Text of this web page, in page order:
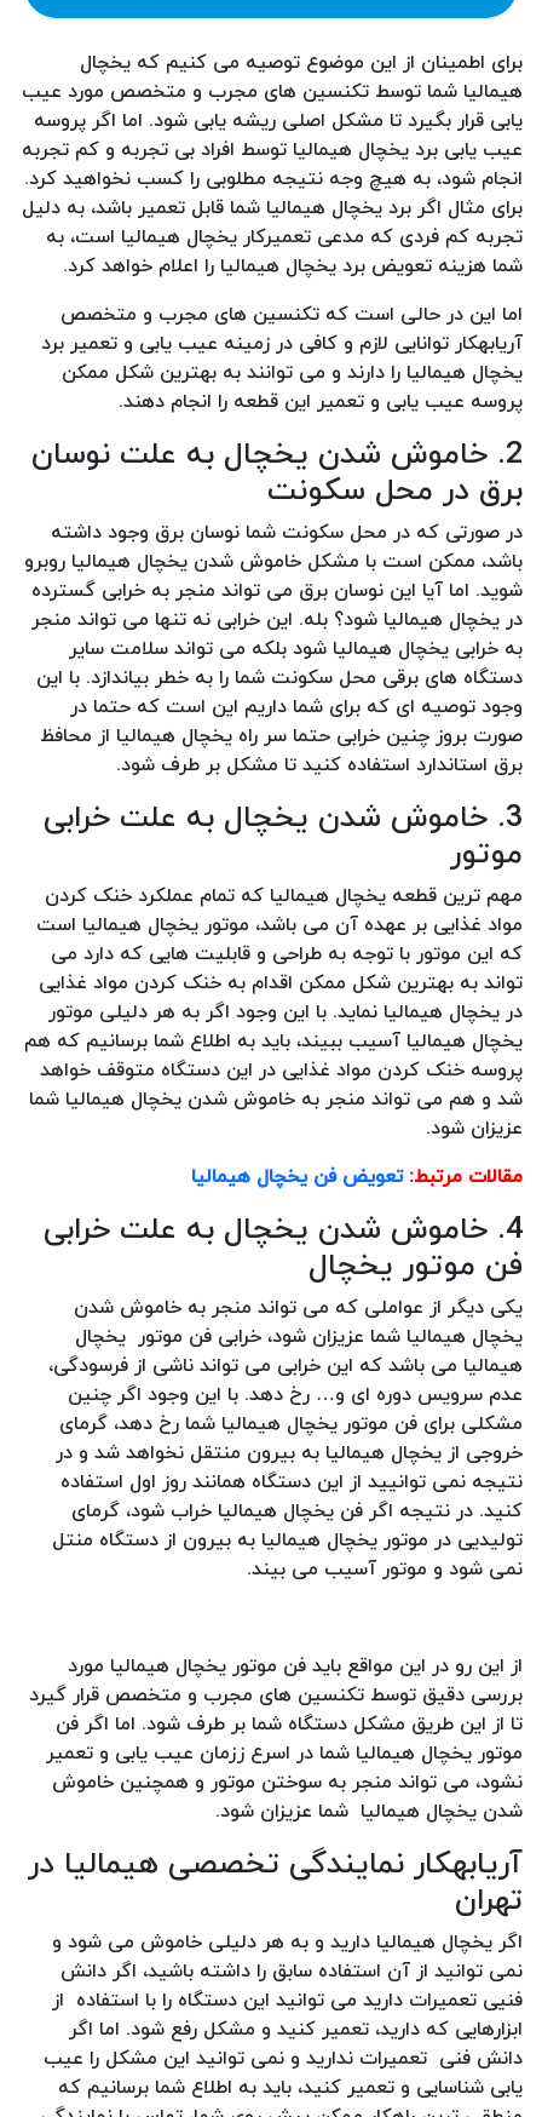
برای اطمینان از این موضوع توصیه می کنیم که یخچال
هیمالیا شما توسط تکنسین های مجرب و متخصص مورد عیب
یابی قرار بگیرد تا مشکل اصلی ریشه یابی شود. اما اگر پروسه
عیب یابی برد یخچال هیمالیا توسط افراد بی تجربه و کم تجربه
انجام شود، به هیچ وجه نتیجه مطلوبی را کسب نخواهید کرد.
برای مثال اگر برد یخچال هیمالیا شما قابل تعمیر باشد، به دلیل
تجربه کم فردی که مدعی تعمیرکار یخچال هیمالیا است، به
شما هزینه تعویض برد یخچال هیمالیا را اعلام خواهد کرد.
اما این در حالی است که تکنسین های مجرب و متخصص
آریابهکار توانایی لازم و کافی در زمینه عیب یابی و تعمیر برد
یخچال هیمالیا را دارند و می توانند به بهترین شکل ممکن
پروسه عیب یابی و تعمیر این قطعه را انجام دهند.
2. خاموش شدن یخچال به علت نوسان
برق در محل سکونت
در صورتی که در محل سکونت شما نوسان برق وجود داشته
باشد، ممکن است با مشکل خاموش شدن یخچال هیمالیا روبرو
شوید. اما آیا این نوسان برق می تواند منجر به خرابی گسترده
در یخچال هیمالیا شود؟ بله. این خرابی نه تنها می تواند منجر
به خرابی یخچال هیمالیا شود بلکه می تواند سلامت سایر
دستگاه های برقی محل سکونت شما را به خطر بیاندازد. با این
وجود توصیه ای که برای شما داریم این است که حتما در
صورت بروز چنین خرابی حتما سر راه یخچال هیمالیا از محافظ
برق استاندارد استفاده کنید تا مشکل بر طرف شود.
3. خاموش شدن یخچال به علت خرابی
موتور
مهم ترین قطعه یخچال هیمالیا که تمام عملکرد خنک کردن
مواد غذایی بر عهده آن می باشد، موتور یخچال هیمالیا است
که این موتور با توجه به طراحی و قابلیت هایی که دارد می
تواند به بهترین شکل ممکن اقدام به خنک کردن مواد غذایی
در یخچال هیمالیا نماید. با این وجود اگر به هر دلیلی موتور
یخچال هیمالیا آسیب ببیند، باید به اطلاع شما برسانیم که هم
پروسه خنک کردن مواد غذایی در این دستگاه متوقف خواهد
شد و هم می تواند منجر به خاموش شدن یخچال هیمالیا شما
عزیزان شود.
مقالات مرتبط: تعویض فن یخچال هیمالیا
4. خاموش شدن یخچال به علت خرابی
فن موتور یخچال
یکی دیگر از عواملی که می تواند منجر به خاموش شدن
یخچال هیمالیا شما عزیزان شود، خرابی فن موتور یخچال
هیمالیا می باشد که این خرابی می تواند ناشی از فرسودگی،
عدم سرویس دوره ای و… رخ دهد. با این وجود اگر چنین
مشکلی برای فن موتور یخچال هیمالیا شما رخ دهد، گرمای
خروجی از یخچال هیمالیا به بیرون منتقل نخواهد شد و در
نتیجه نمی توانیید از این دستگاه همانند روز اول استفاده
کنید. در نتیجه اگر فن یخچال هیمالیا خراب شود، گرمای
تولیدیی در موتور یخچال هیمالیا به بیرون از دستگاه منتل
نمی شود و موتور آسیب می بیند.
از این رو در این مواقع باید فن موتور یخچال هیمالیا مورد
بررسی دقیق توسط تکنسین های مجرب و متخصص قرار گیرد
تا از این طریق مشکل دستگاه شما بر طرف شود. اما اگر فن
موتور یخچال هیمالیا شما در اسرع ززمان عیب یابی و تعمیر
نشود، می تواند منجر به سوختن موتور و همچنین خاموش
شدن یخچال هیمالیا شما عزیزان شود.
آریابهکار نمایندگی تخصصی هیمالیا در
تهران
اگر یخچال هیمالیا دارید و به هر دلیلی خاموش می شود و
نمی توانید از آن استفاده سابق را داشته باشید، اگر دانش
فنیی تعمیرات دارید می توانید این دستگاه را با استفاده از
ابزارهایی که دارید، تعمیر کنید و مشکل رفع شود. اما اگر
دانش فنی تعمیرات ندارید و نمی توانید این مشکل را عیب
یابی شناسایی و تعمیر کنید، باید به اطلاع شما برسانیم که